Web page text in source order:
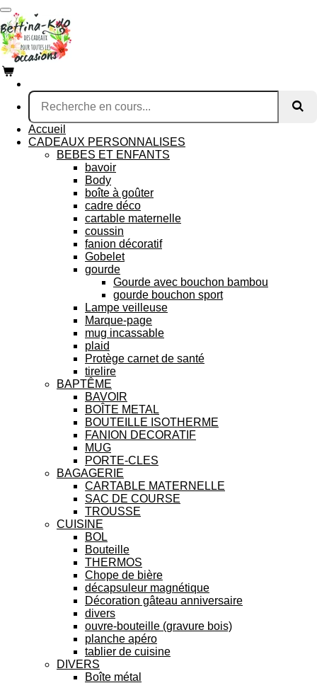
Passer
au
contenu
principal
Accueil
CADEAUX PERSONNALISES
BEBES ET ENFANTS
bavoir
Body
boîte à goûter
cadre déco
cartable maternelle
coussin
fanion décoratif
Gobelet
gourde
Gourde avec bouchon bambou
gourde bouchon sport
Lampe veilleuse
Marque-page
mug incassable
plaid
Protège carnet de santé
tirelire
BAPTÊME
BAVOIR
BOÎTE METAL
BOUTEILLE ISOTHERME
FANION DECORATIF
MUG
PORTE-CLES
BAGAGERIE
CARTABLE MATERNELLE
SAC DE COURSE
TROUSSE
CUISINE
BOL
Bouteille
THERMOS
Chope de bière
décapsuleur magnétique
Décoration gâteau anniversaire
divers
ouvre-bouteille (gravure bois)
planche apéro
tablier de cuisine
DIVERS
Boîte métal